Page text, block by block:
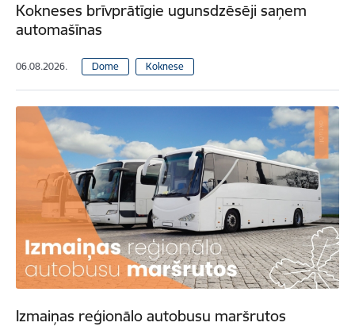
Kokneses brīvprātīgie ugunsdzēsēji saņem
automašīnas
06.08.2026. Dome Koknese
Izmaiņas reģionālo autobusu maršrutos